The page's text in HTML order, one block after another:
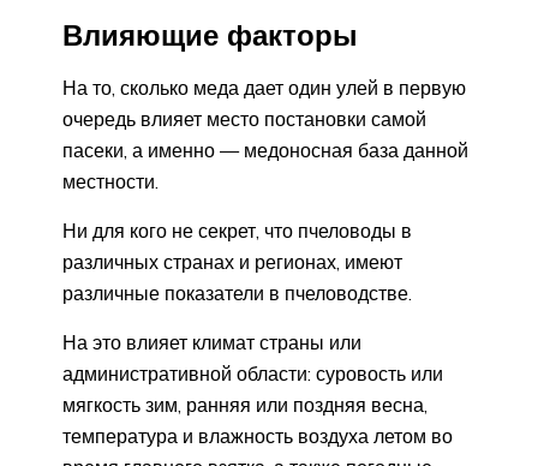
Влияющие факторы
На то, сколько меда дает один улей в первую
очередь влияет место постановки самой
пасеки, а именно — медоносная база данной
местности.
Ни для кого не секрет, что пчеловоды в
различных странах и регионах, имеют
различные показатели в пчеловодстве.
На это влияет климат страны или
административной области: суровость или
мягкость зим, ранняя или поздняя весна,
температура и влажность воздуха летом во